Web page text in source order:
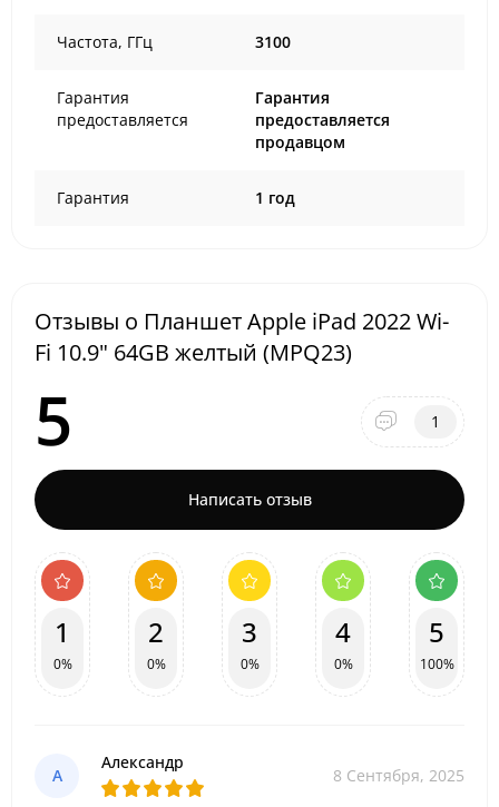
Частота, ГГц 3100
Гарантия
предоставляется
Гарантия
предоставляется
продавцом
Гарантия 1 год
Отзывы о Планшет Apple iPad 2022 Wi-
Fi 10.9" 64GB желтый (MPQ23)
5 1
Написать отзыв
1
0%
2
0%
3
0%
4
0%
5
100%
А
Александр
8 Сентября, 2025